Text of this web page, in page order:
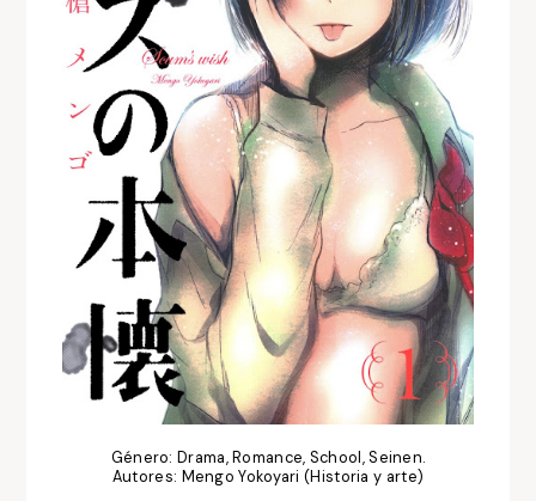
Género: Drama, Romance, School, Seinen.
Autores: Mengo Yokoyari (Historia y arte)